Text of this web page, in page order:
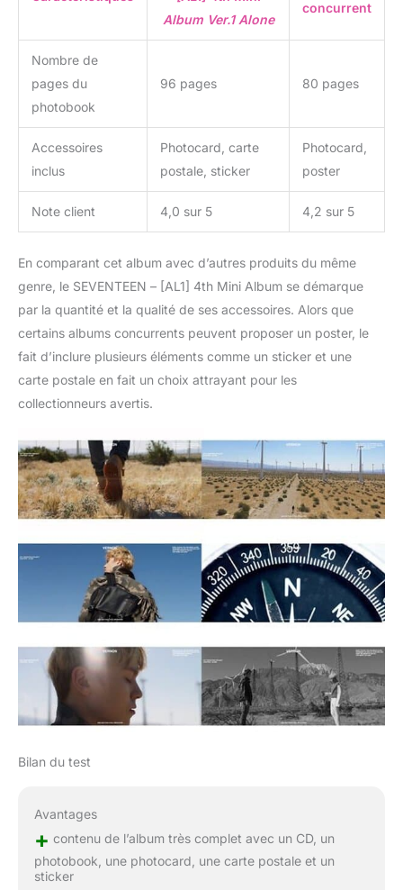
Album Ver.1 Alone
concurrent
Nombre de
pages du
photobook
96 pages 80 pages
Accessoires
inclus
Photocard, carte
postale, sticker
Photocard,
poster
Note client 4,0 sur 5 4,2 sur 5
En comparant cet album avec d’autres produits du même
genre, le SEVENTEEN – [AL1] 4th Mini Album se démarque
par la quantité et la qualité de ses accessoires. Alors que
certains albums concurrents peuvent proposer un poster, le
fait d’inclure plusieurs éléments comme un sticker et une
carte postale en fait un choix attrayant pour les
collectionneurs avertis.
Bilan du test
Avantages
+ contenu de l’album très complet avec un CD, un
photobook, une photocard, une carte postale et un
sticker